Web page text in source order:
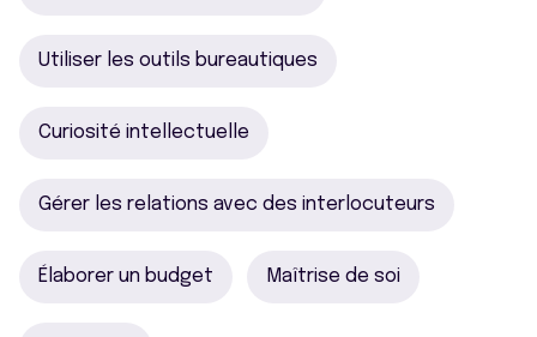
Utiliser les outils bureautiques
Curiosité intellectuelle
Gérer les relations avec des interlocuteurs
Élaborer un budget Maîtrise de soi